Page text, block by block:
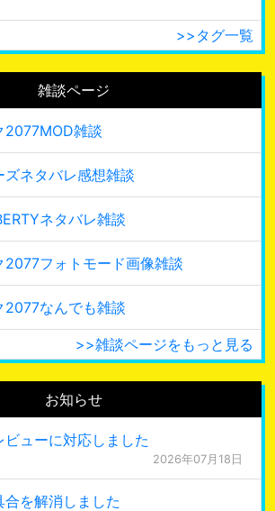
>>タグ一覧
雑談ページ
2077MOD雑談
ズネタバレ感想雑談
ネタバレ雑談
2077フォトモード画像雑談
2077なんでも雑談
>>雑談ページをもっと見る
お知らせ
ューに対応しました
2026年07月18日
合を解消しました